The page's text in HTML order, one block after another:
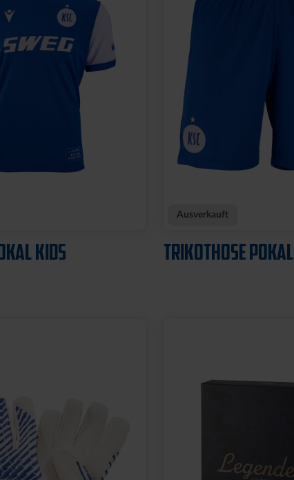
KIDS
Ausverkauft
TRIKOTHOSE POKAL